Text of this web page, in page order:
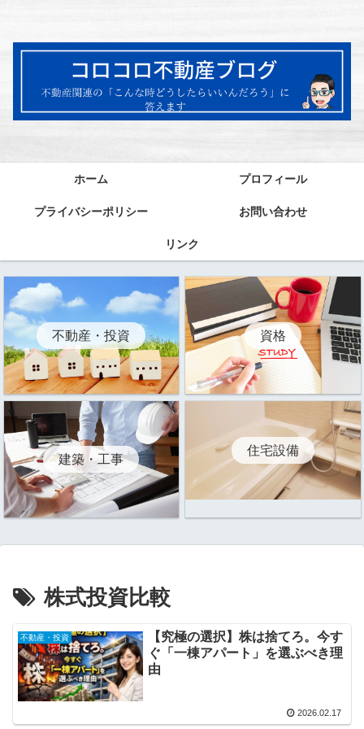
ホーム プロフィール
プライバシーポリシー お問い合わせ
リンク
不動産・投資 資格
建築・工事
住宅設備
株式投資比較
不動産・投資
【究極の選択】株は捨てろ。今す
ぐ「一棟アパート」を選ぶべき理
由
2026.02.17